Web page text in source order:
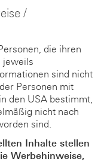
/
die ihren
jeweils
sind nicht
Personen mit
den USA bestimmt,
nicht nach
sind.
Inhalte stellen
Werbehinweise,